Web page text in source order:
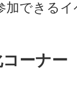
加できる
ーナー